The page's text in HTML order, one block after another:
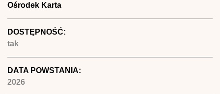
Ośrodek Karta
DOSTĘPNOŚĆ:
tak
DATA POWSTANIA:
2026